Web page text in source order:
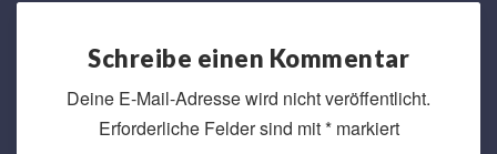
Schreibe einen Kommentar
Deine E-Mail-Adresse wird nicht veröffentlicht.
Erforderliche Felder sind mit*markiert